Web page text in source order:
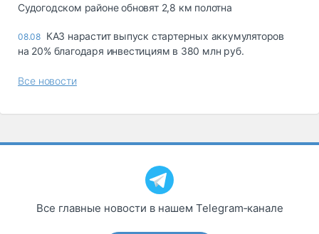
Судогодском районе обновят 2,8 км полотна
08.08 КАЗ нарастит выпуск стартерных аккумуляторов
на 20% благодаря инвестициям в 380 млн руб.
Все новости
Все главные новости в нашем Telegram‑канале